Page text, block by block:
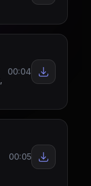
00:04
00:05